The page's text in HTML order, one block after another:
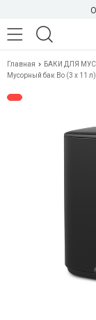
Главная БАКИ ДЛЯ
Мусорный бак Bo (3 x 11